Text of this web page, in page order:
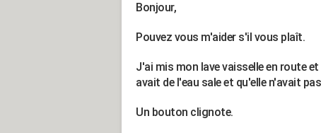
Bonjour,
Pouvez vous m'aider s'il vous plaît.
J'ai mis mon lave vaisselle en route
avait de l'eau sale et qu'elle n'avait
Un bouton clignote.